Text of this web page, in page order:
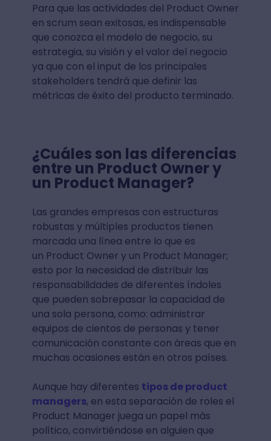
Para que las actividades del Product Owner
en scrum sean exitosas, es indispensable
que conozca el modelo de negocio, su
estrategia, su visión y el valor del negocio
ya que con el input de los principales
stakeholders tendrá que definir las
métricas de éxito del producto terminado.
¿Cuáles son las diferencias
entre un Product Owner y
un Product Manager?
Las grandes empresas con estructuras
robustas y múltiples productos tienen
marcada una línea entre lo que es
un Product Owner y un Product Manager;
esto por la necesidad de distribuir las
responsabilidades de diferentes índoles
que pueden sobrepasar la capacidad de
una sola persona, como: administrar
equipos de cientos de personas y tener
comunicación constante con áreas que en
muchas ocasiones están en otros países.
Aunque hay diferentes tipos de product
managers, en esta separación de roles el
Product Manager juega un papel más
político, convirtiéndose en alguien que